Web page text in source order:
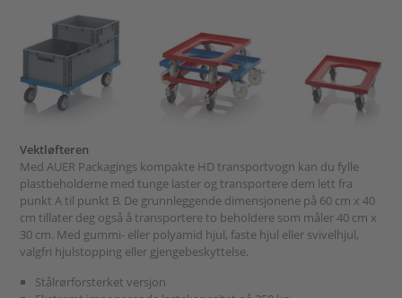
Vektløfteren
Med AUER Packagings kompakte HD transportvogn kan du fylle
plastbeholderne med tunge laster og transportere dem lett fra
punkt A til punkt B. De grunnleggende dimensjonene på 60 cm x 40
cm tillater deg også å transportere to beholdere som måler 40 cm x
30 cm. Med gummi- eller polyamid hjul, faste hjul eller svivelhjul,
valgfri hjulstopping eller gjengebeskyttelse.
Stålrørforsterket versjon